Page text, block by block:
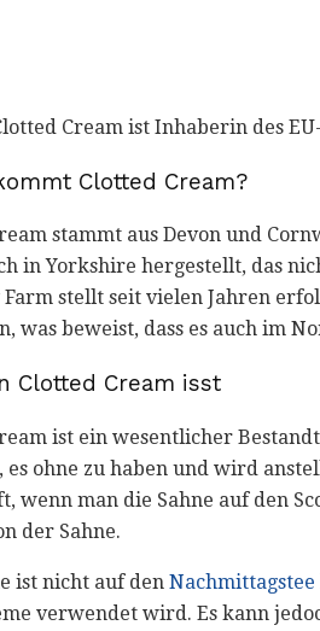
Cream ist Inhaberin des
Clotted Cream?
stammt aus Devon und
in Yorkshire hergestellt, das
stellt seit vielen Jahren
was beweist, dass es auch im
Clotted Cream isst
ist ein wesentlicher
ohne zu haben und wird
wenn man die Sahne auf den
der Sahne.
ist nicht auf den
verwendet wird. Es kann